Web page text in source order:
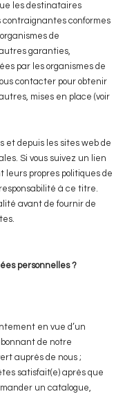
les destinataires
contraignantes conformes
de
garanties,
par les organismes de
contacter pour obtenir
mises en place (voir
et depuis les sites web de
Si vous suivez un lien
leurs propres politiques de
à ce titre.
avant de fournir de
personnelles ?
en vue d’un
de notre
auprès de nous ;
satisfait(e) après que
un catalogue,